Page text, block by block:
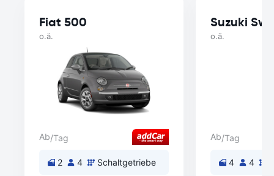
Fiat 500
o.ä.
Ab/Tag
2 4 Schaltgetriebe
Suzuki
o.ä.
Ab/Tag
4 4